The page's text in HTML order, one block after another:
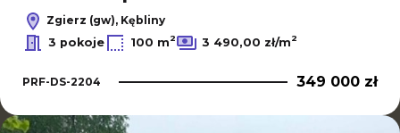
Zgierz (gw), Kębliny
3 pokoje
100 m2 3 490,00 zł/m2
PRF-DS-2204 349 000 zł